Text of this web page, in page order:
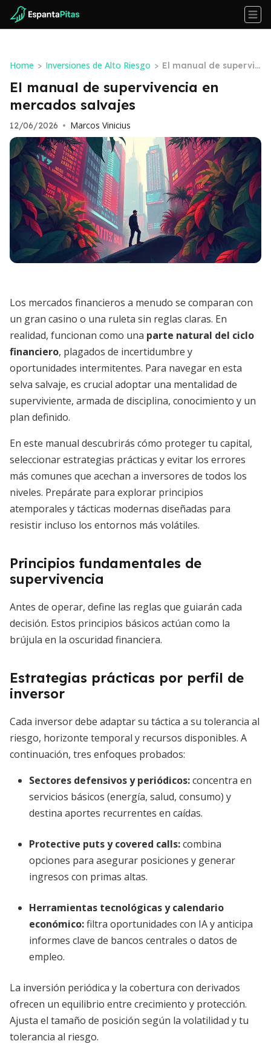
Home > Inversiones de Alto Riesgo > El manual de superviv
encia en mercados sal
vajes
El manual de supervivencia en
mercados salvajes
12/06/2026 • Marcos Vinicius
Los mercados financieros a menudo se comparan con
un gran casino o una ruleta sin reglas claras. En
realidad, funcionan como una parte natural del ciclo
financiero, plagados de incertidumbre y
oportunidades intermitentes. Para navegar en esta
selva salvaje, es crucial adoptar una mentalidad de
superviviente, armada de disciplina, conocimiento y un
plan definido.
En este manual descubrirás cómo proteger tu capital,
seleccionar estrategias prácticas y evitar los errores
más comunes que acechan a inversores de todos los
niveles. Prepárate para explorar principios
atemporales y tácticas modernas diseñadas para
resistir incluso los entornos más volátiles.
Principios fundamentales de
supervivencia
Antes de operar, define las reglas que guiarán cada
decisión. Estos principios básicos actúan como la
brújula en la oscuridad financiera.
Estrategias prácticas por perfil de
inversor
Cada inversor debe adaptar su táctica a su tolerancia al
riesgo, horizonte temporal y recursos disponibles. A
continuación, tres enfoques probados:
Sectores defensivos y periódicos:concentra en
servicios básicos (energía, salud, consumo) y
destina aportes recurrentes en caídas.
Protective puts y covered calls:combina
opciones para asegurar posiciones y generar
ingresos con primas altas.
Herramientas tecnológicas y calendario
económico:filtra oportunidades con IA y anticipa
informes clave de bancos centrales o datos de
empleo.
La inversión periódica y la cobertura con derivados
ofrecen un equilibrio entre crecimiento y protección.
Ajusta el tamaño de posición según la volatilidad y tu
tolerancia al riesgo.